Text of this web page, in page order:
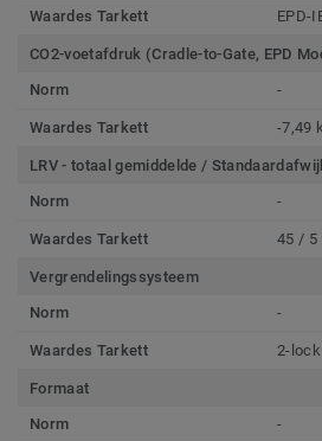
Waardes Tarkett EPD-
CO2-voetafdruk (Cradle-to-Gate, EPD
Norm
-
Waardes Tarkett -7,49
LRV - totaal gemiddelde /
Norm
-
Waardes Tarkett 45 / 5
Vergrendelingssysteem
Norm
-
Waardes Tarkett 2-lock
Formaat
Norm
-